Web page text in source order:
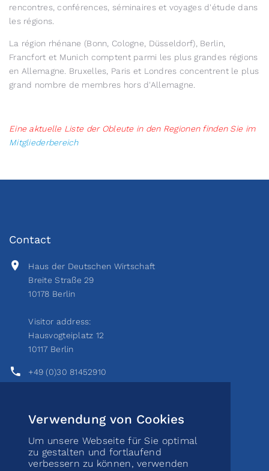
Verwendung von Cookies
Um unsere Webseite für Sie optimal
zu gestalten und fortlaufend
verbessern zu können, verwenden
rencontres, conférences, séminaires et voyages d'étude dans
les régions.
La région rhénane (Bonn, Cologne, Düsseldorf), Berlin,
Francfort et Munich comptent parmi les plus grandes régions
en Allemagne. Bruxelles, Paris et Londres concentrent le plus
grand nombre de membres hors d'Allemagne.
Eine aktuelle Liste der Obleute in den Regionen finden Sie im
Mitgliederbereich
Contact
Haus der Deutschen Wirtschaft
Breite Straße 29
10178 Berlin
Visitor address:
Hausvogteiplatz 12
10117 Berlin
+49 (0)30 81452910
Coordonnées bancaires
Titulaire du compte: Tönissteiner Kreis e. V.